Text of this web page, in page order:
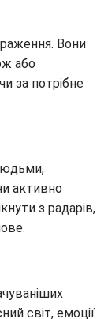
Вони
або
за потрібне
активно
з радарів,
світ, емоції